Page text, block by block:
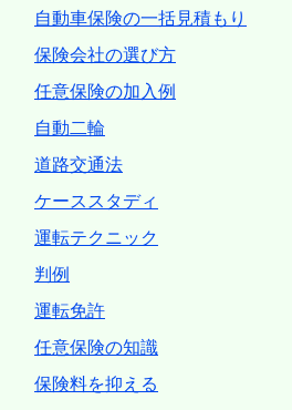
自動車保険の一括見積もり
保険会社の選び方
任意保険の加入例
自動二輪
道路交通法
ケーススタディ
運転テクニック
判例
運転免許
任意保険の知識
保険料を抑える